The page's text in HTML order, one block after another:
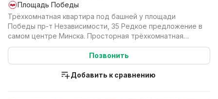
Площадь Победы
Трёхкомнатная квартира под башней у площади
Победы пр-т Независимости, 35 Редкое предложение в
самом центре Минска. Просторная трёхкомнатная
квартира ...
Позвонить
Добавить к сравнению